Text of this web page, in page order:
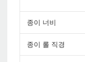
종이 너비
종이 롤 직경